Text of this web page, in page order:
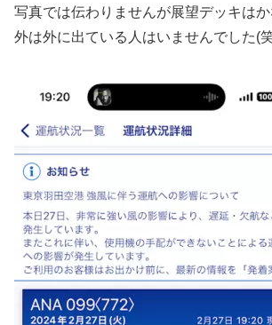
写真では伝わりませんが展望デッキは
外は外に出ている人はいませんでした(